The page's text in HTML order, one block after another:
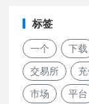
标签
一个 下载
交易所
市场 平台